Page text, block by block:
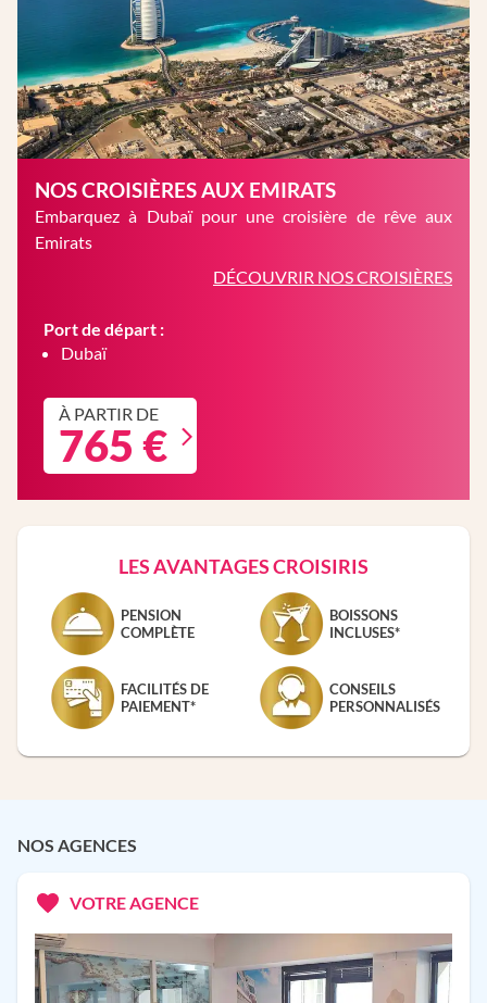
NOS CROISIÈRES AUX EMIRATS
Embarquez à Dubaï pour une croisière de rêve aux
Emirats
DÉCOUVRIR NOS CROISIÈRES
Port de départ :
Dubaï
À PARTIR DE
765 €
LES AVANTAGES CROISIRIS
PENSION
COMPLÈTE
BOISSONS
INCLUSES*
FACILITÉS DE
PAIEMENT*
CONSEILS
PERSONNALISÉS
NOS AGENCES
VOTRE AGENCE